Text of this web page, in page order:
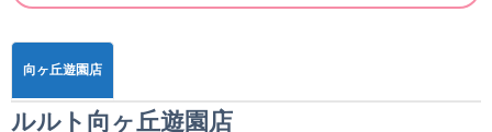
向ヶ丘遊園店
ルルト向ヶ丘遊園店